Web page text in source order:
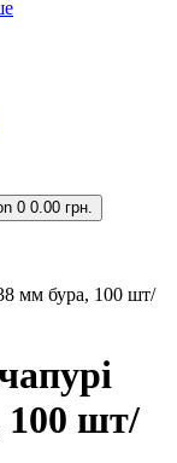
0 0.00 грн.
мм бура, 100 шт/
100 шт/